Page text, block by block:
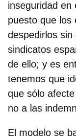
inseguridad en
puesto que los
despedirlos
sindicatos
de ello; y es
tenemos que
que sólo
no a las
El modelo se